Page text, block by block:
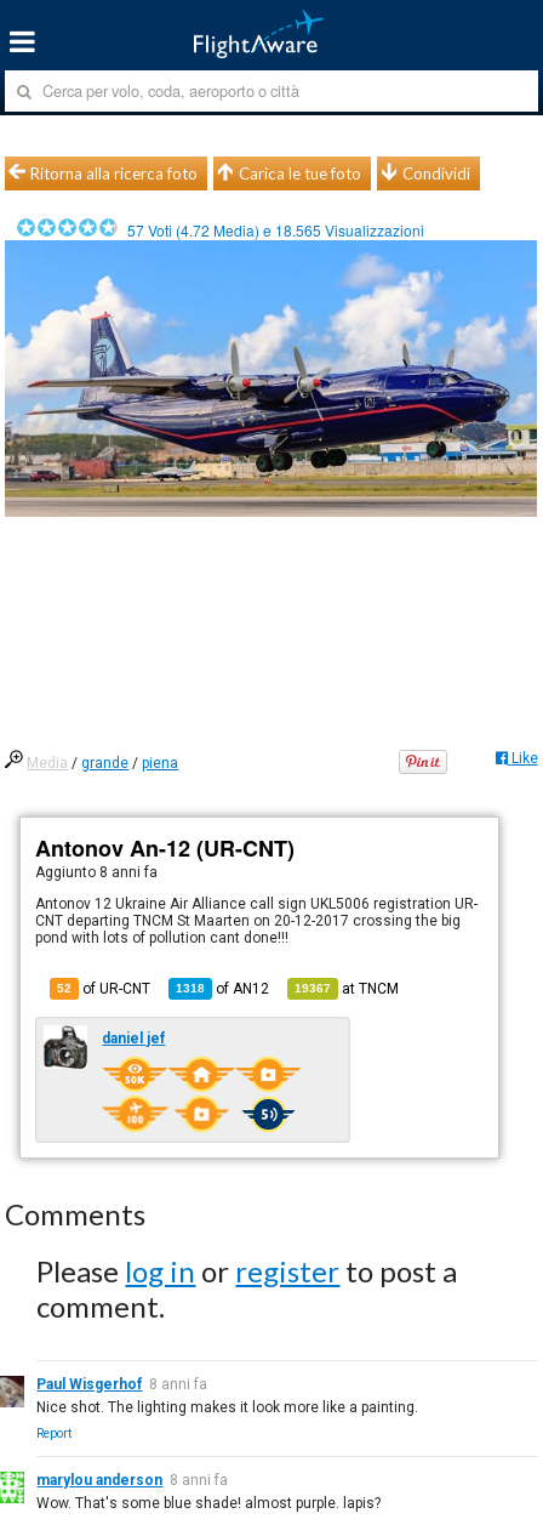
Ritorna alla ricerca foto Carica le tue foto Condividi
57Voti (4.72 Media) e 18.565 Visualizzazioni
Media /grande /piena Like
Antonov An-12 (UR-CNT)
Aggiunto 8 anni fa
Antonov 12 Ukraine Air Alliance call sign UKL5006 registration UR-
CNT departing TNCM St Maarten on 20-12-2017 crossing the big
pond with lots of pollution cant done!!!
52 of UR-CNT 1318 of AN12 19367 atTNCM
daniel jef
Comments
Please log in or register to post a
comment.
Paul Wisgerhof 8 anni fa
Nice shot. The lighting makes it look more like a painting.
Report
marylou anderson 8 anni fa
Wow. That's some blue shade! almost purple. lapis?